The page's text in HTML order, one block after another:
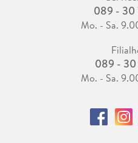
089 - 30
Mo. - Sa.
089 - 30
Mo. - Sa.